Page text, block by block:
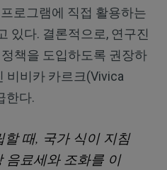
로그램에 직접 활용하는
있다. 결론적으로, 연구진
책을 도입하도록 권장하
비비카 카르크(Vivica
한다.
때, 국가 식이 지침
음료세와 조화를 이